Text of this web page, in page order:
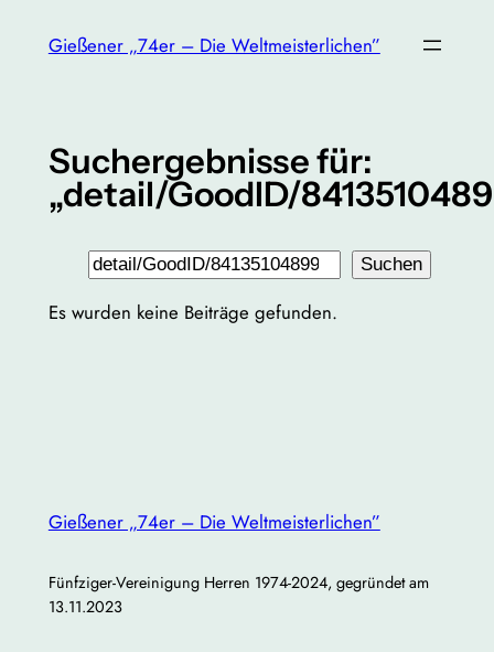
InhaltGießener „74er – Die Weltmeisterlichen”
Suchergebnisse für:
„detail/GoodID/
Suchen Suchen
Es wurden keine Beiträge gefunden.
Gießener „74er – Die Weltmeisterlichen”
Fünfziger-Vereinigung Herren 1974-2024, gegründet am
13.11.2023